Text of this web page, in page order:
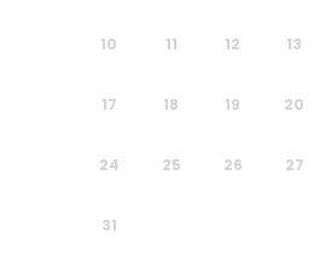
10 11 12 13
17 18 19 20
24 25 26 27
31